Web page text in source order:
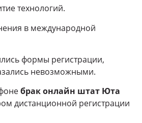
технологий.
в международной
формы регистрации,
невозможными.
брак онлайн штат Юта
дистанционной регистрации